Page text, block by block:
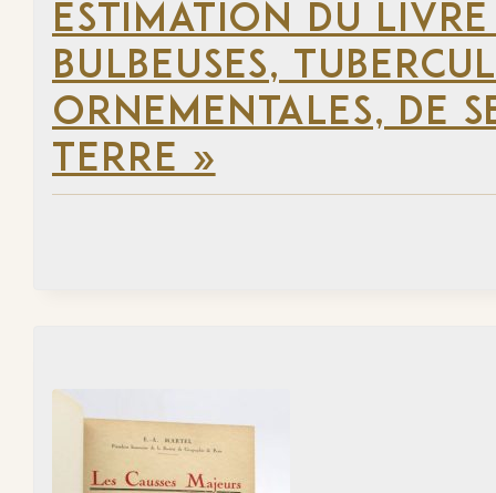
ESTIMATION DU
BULBEUSES,
ORNEMENTALES, DE
TERRE »